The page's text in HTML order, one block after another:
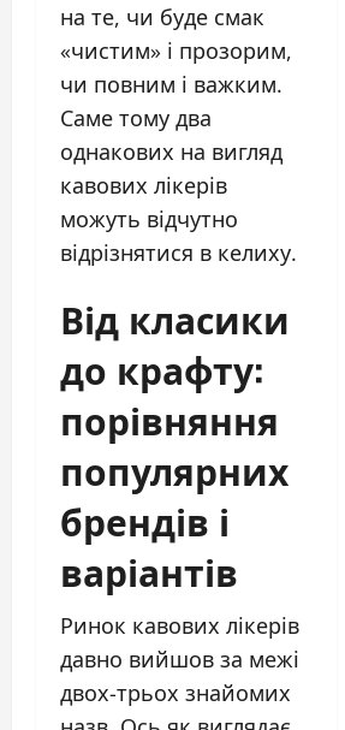
на те, чи буде смак
«чистим» і прозорим,
чи повним і важким.
Саме тому два
однакових на вигляд
кавових лікерів
можуть відчутно
відрізнятися в келиху.
Від класики
до крафту:
порівняння
популярних
брендів і
варіантів
Ринок кавових лікерів
давно вийшов за межі
двох-трьох знайомих